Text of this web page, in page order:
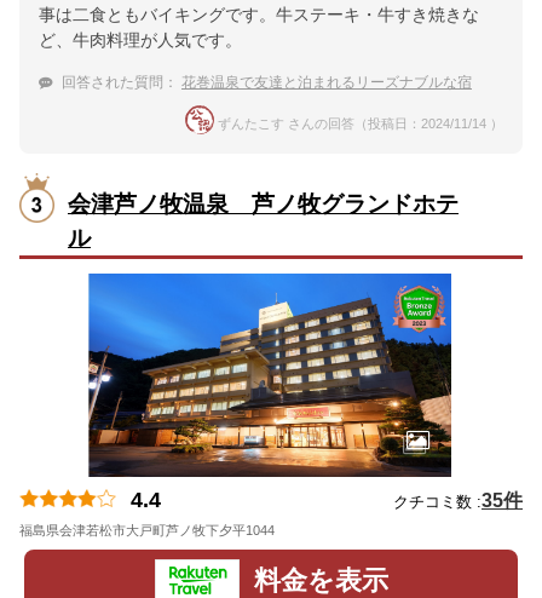
事は二食ともバイキングです。牛ステーキ・牛すき焼きな
ど、牛肉料理が人気です。
回答された質問： 花巻温泉で友達と泊まれるリーズナブルな宿
ずんたこす さんの回答（投稿日：2024/11/14 ）
会津芦ノ牧温泉 芦ノ牧グランドホテ
ル
4.4 クチコミ数 :35件
福島県会津若松市大戸町芦ノ牧下夕平1044
料金を表示